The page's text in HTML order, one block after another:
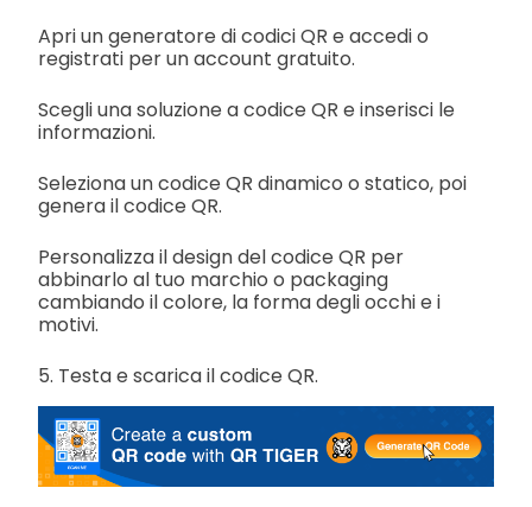
Apri un generatore di codici QR e accedi o
registrati per un account gratuito.
Scegli una soluzione a codice QR e inserisci le
informazioni.
Seleziona un codice QR dinamico o statico, poi
genera il codice QR.
Personalizza il design del codice QR per
abbinarlo al tuo marchio o packaging
cambiando il colore, la forma degli occhi e i
motivi.
5. Testa e scarica il codice QR.